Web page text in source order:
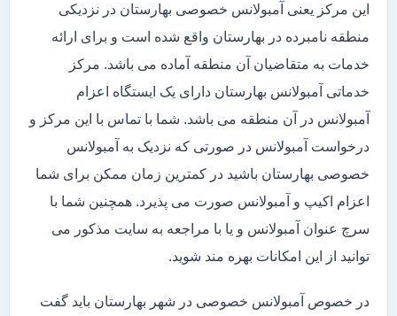
این مرکز یعنی آمبولانس خصوصی بهارستان در نزدیکی
منطقه نامبرده در بهارستان واقع شده است و برای ارائه
خدمات به متقاضیان آن منطقه آماده می باشد. مرکز
خدماتی آمبولانس بهارستان دارای یک ایستگاه اعزام
آمبولانس در آن منطقه می باشد. شما با تماس با این مرکز و
درخواست آمبولانس در صورتی که نزدیک به آمبولانس
خصوصی بهارستان باشید در کمترین زمان ممکن برای شما
اعزام اکیپ و آمبولانس صورت می پذیرد. همچنین شما با
سرچ عنوان آمبولانس و یا با مراجعه به سایت مذکور می
توانید از این امکانات بهره مند شوید.
در خصوص آمبولانس خصوصی در شهر بهارستان باید گفت